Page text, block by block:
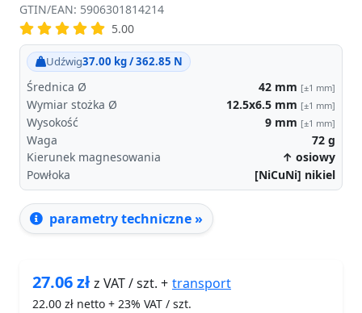
GTIN/EAN: 5906301814214
5.00
Udźwig37.00 kg / 362.85 N
Średnica Ø 42 mm [±1 mm]
Wymiar stożka Ø 12.5x6.5 mm [±1 mm]
Wysokość 9 mm [±1 mm]
Waga 72 g
Kierunek magnesowania
↑ osiowy
Powłoka
[NiCuNi] nikiel
parametry techniczne »
27.06złz VAT / szt. + transport
22.00 zł netto + 23% VAT / szt.